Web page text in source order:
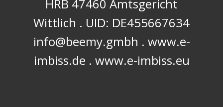
Wittlich . UID: ​DE455667634
info@beemy.gmbh . www.e-
imbiss.de . www.e-imbiss.eu